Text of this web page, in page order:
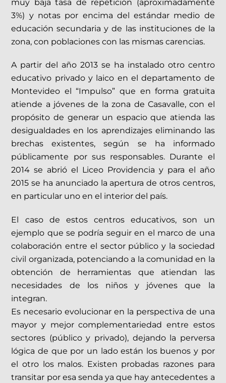
muy baja tasa de repetición (aproximadamente
3%) y notas por encima del estándar medio de
educación secundaria y de las instituciones de la
zona, con poblaciones con las mismas carencias.
A partir del año 2013 se ha instalado otro centro
educativo privado y laico en el departamento de
Montevideo el “Impulso” que en forma gratuita
atiende a jóvenes de la zona de Casavalle, con el
propósito de generar un espacio que atienda las
desigualdades en los aprendizajes eliminando las
brechas existentes, según se ha informado
públicamente por sus responsables. Durante el
2014 se abrió el Liceo Providencia y para el año
2015 se ha anunciado la apertura de otros centros,
en particular uno en el interior del país.
El caso de estos centros educativos, son un
ejemplo que se podría seguir en el marco de una
colaboración entre el sector público y la sociedad
civil organizada, potenciando a la comunidad en la
obtención de herramientas que atiendan las
necesidades de los niños y jóvenes que la
integran.
Es necesario evolucionar en la perspectiva de una
mayor y mejor complementariedad entre estos
sectores (público y privado), dejando la perversa
lógica de que por un lado están los buenos y por
el otro los malos. Existen probadas razones para
transitar por esa senda ya que hay antecedentes a